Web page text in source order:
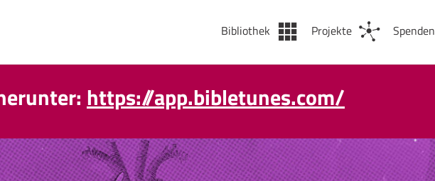
Bibliothek Projekte Spenden
https://app.bibletunes.com/